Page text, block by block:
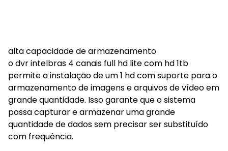
alta capacidade de armazenamento
o dvr intelbras 4 canais full hd lite com hd 1tb
permite a instalação de um 1 hd com suporte para o
armazenamento de imagens e arquivos de vídeo em
grande quantidade. Isso garante que o sistema
possa capturar e armazenar uma grande
quantidade de dados sem precisar ser substituído
com frequência.